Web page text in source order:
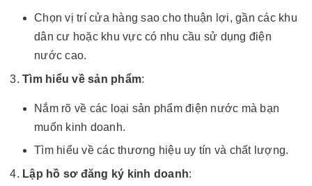
Chọn vị trí cửa hàng sao cho thuận lợi, gần các khu
dân cư hoặc khu vực có nhu cầu sử dụng điện
nước cao.
Tìm hiểu về sản phẩm:
Nắm rõ về các loại sản phẩm điện nước mà bạn
muốn kinh doanh.
Tìm hiểu về các thương hiệu uy tín và chất lượng.
Lập hồ sơ đăng ký kinh doanh: